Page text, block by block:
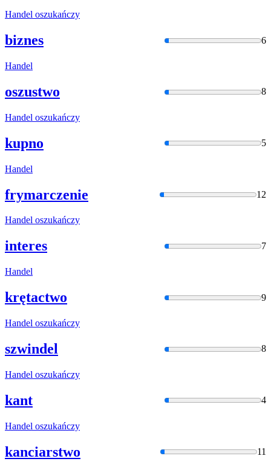
Handel oszukańczy
biznes 6
Handel
oszustwo 8
Handel oszukańczy
kupno 5
Handel
frymarczenie 12
Handel oszukańczy
interes 7
Handel
krętactwo 9
Handel oszukańczy
szwindel 8
Handel oszukańczy
kant 4
Handel oszukańczy
kanciarstwo 11